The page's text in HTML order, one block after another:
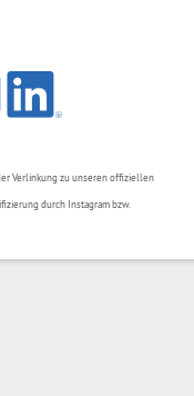
Verlinkung zu unseren offiziellen
durch Instagram bzw.